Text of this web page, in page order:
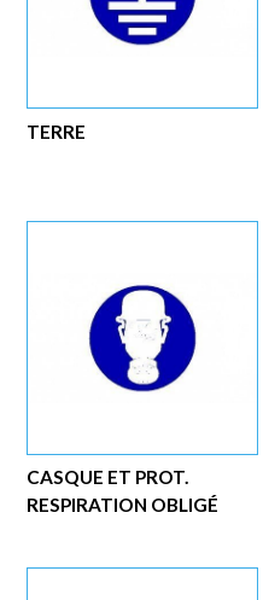
TERRE
CASQUE ET PROT.
RESPIRATION OBLIGÉ